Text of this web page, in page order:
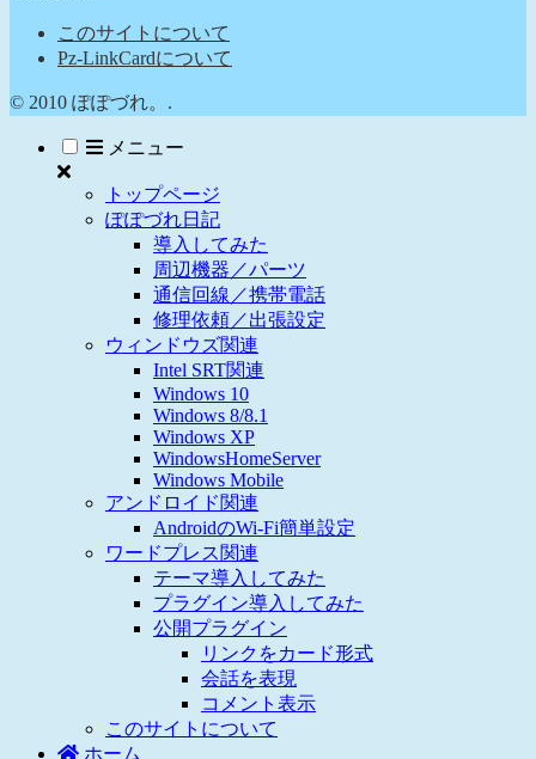
このサイトについて
Pz-LinkCardについて
© 2010 ぽぽづれ。.
メニュー
トップページ
ぽぽづれ日記
導入してみた
周辺機器／パーツ
通信回線／携帯電話
修理依頼／出張設定
ウィンドウズ関連
Intel SRT関連
Windows 10
Windows 8/8.1
Windows XP
WindowsHomeServer
Windows Mobile
アンドロイド関連
AndroidのWi-Fi簡単設定
ワードプレス関連
テーマ導入してみた
プラグイン導入してみた
公開プラグイン
リンクをカード形式
会話を表現
コメント表示
このサイトについて
ホーム